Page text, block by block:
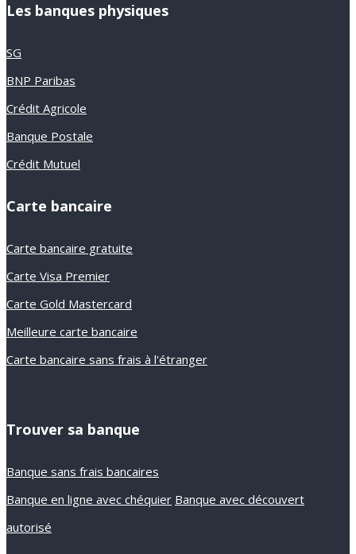
Les banques physiques
SG
BNP Paribas
Crédit Agricole
Banque Postale
Crédit Mutuel
Carte bancaire
Carte bancaire gratuite
Carte Visa Premier
Carte Gold Mastercard
Meilleure carte bancaire
Carte bancaire sans frais à l'étranger
Trouver sa banque
Banque sans frais bancaires
Banque en ligne avec chéquier Banque avec découvert
autorisé